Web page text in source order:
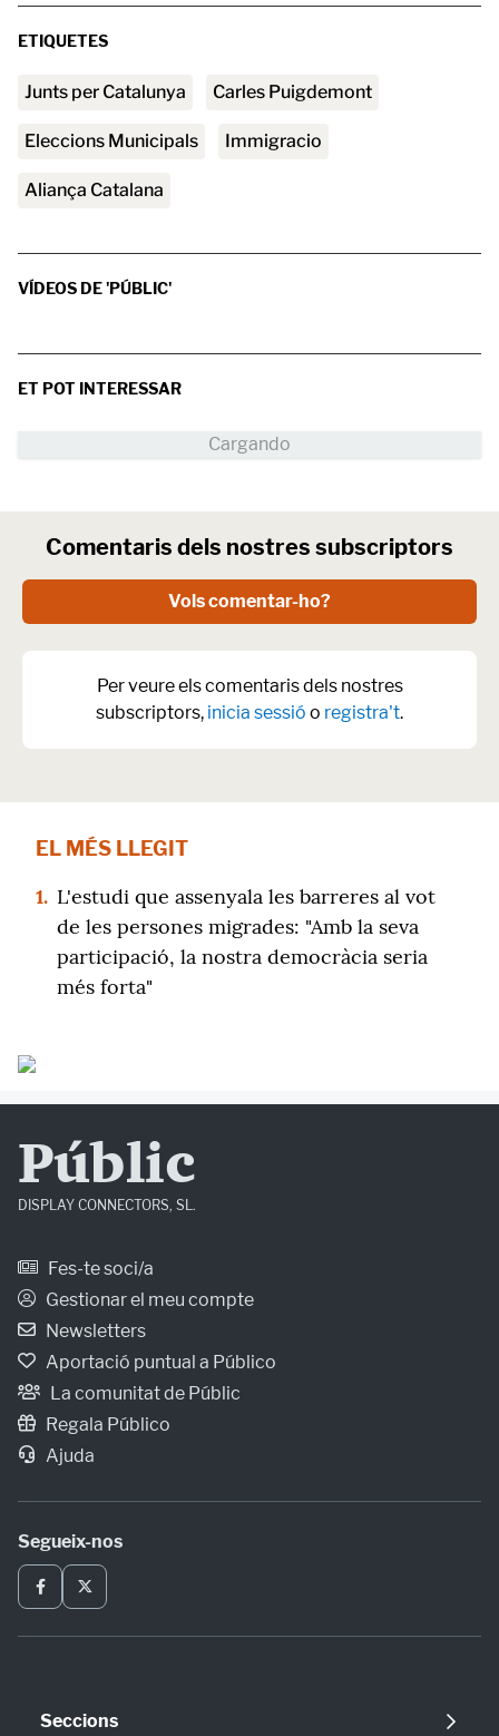
ETIQUETES
Junts per Catalunya Carles Puigdemont
Eleccions Municipals immigracio
Aliança Catalana
VÍDEOS DE 'PÚBLIC'
ET POT INTERESSAR
Comentaris dels nostres subscriptors
Vols comentar-ho?
Per veure els comentaris dels nostres
subscriptors, inicia sessió o registra't.
EL MÉS LLEGIT
1. L'estudi que assenyala les barreres al vot
de les persones migrades: "Amb la seva
participació, la nostra democràcia seria
més forta"
Públic
DISPLAY CONNECTORS, SL.
Fes-te soci/a
Gestionar el meu compte
Newsletters
Aportació puntual a Público
La comunitat de Públic
Regala Público
Ajuda
Segueix-nos
Seccions